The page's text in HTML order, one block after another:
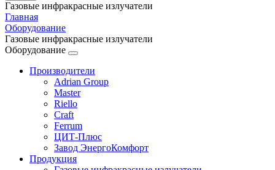
Газовые инфракрасные излучатели
Главная
Оборудование
Газовые инфракрасные излучатели
Оборудование
Производители
Adrian Group
Master
Riello
Craft
Ferrum
ЦИТ-Плюс
Завод ЭнергоКомфорт
Продукция